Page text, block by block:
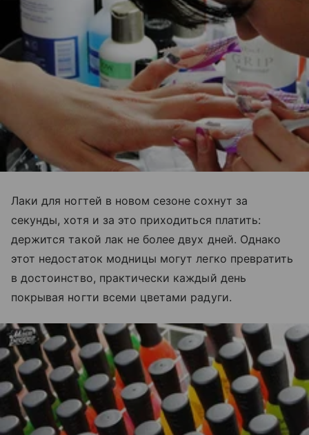
Лаки для ногтей в новом сезоне сохнут за
секунды, хотя и за это приходиться платить:
держится такой лак не более двух дней. Однако
этот недостаток модницы могут легко превратить
в достоинство, практически каждый день
покрывая ногти всеми цветами радуги.